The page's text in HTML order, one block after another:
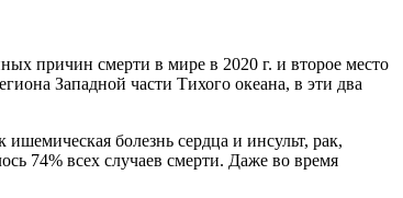
причин смерти в мире в 2020 г. и второе место
Западной части Тихого океана, в эти два
болезнь сердца и инсульт, рак,
74% всех случаев смерти. Даже во время